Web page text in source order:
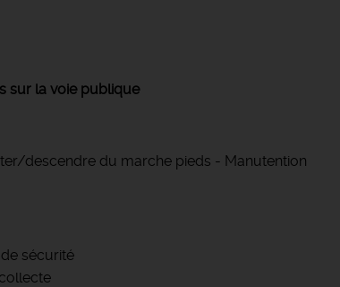
sur la voie publique
descendre du marche pieds - Manutention
sécurité